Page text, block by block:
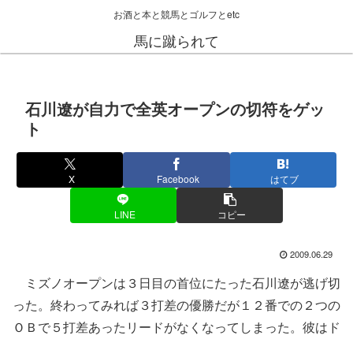
お酒と本と競馬とゴルフとetc
馬に蹴られて
石川遼が自力で全英オープンの切符をゲッ
ト
X Facebook はてブ
LINE コピー
2009.06.29
ミズノオープンは３日目の首位にたった石川遼が逃げ切
った。終わってみれば３打差の優勝だが１２番での２つの
ＯＢで５打差あったリードがなくなってしまった。彼はド